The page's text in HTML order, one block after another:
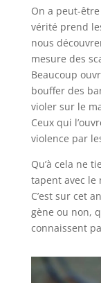
On a peut-
vérité prend
nous
mesure des
Beaucoup
bouffer des
violer sur le
Ceux qui
violence par
Qu’à cela ne
tapent avec
C’est sur cet
gène ou non,
connaissent